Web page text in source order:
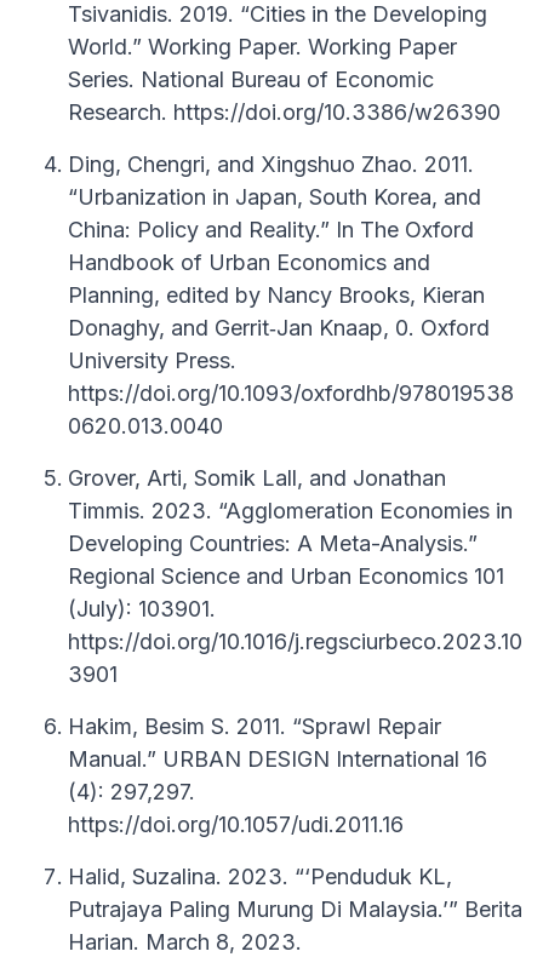
Tsivanidis. 2019. “Cities in the Developing
World.” Working Paper. Working Paper
Series. National Bureau of Economic
Research. https://doi.org/10.3386/w26390
Ding, Chengri, and Xingshuo Zhao. 2011.
“Urbanization in Japan, South Korea, and
China: Policy and Reality.” In The Oxford
Handbook of Urban Economics and
Planning, edited by Nancy Brooks, Kieran
Donaghy, and Gerrit‐Jan Knaap, 0. Oxford
University Press.
https://doi.org/10.1093/oxfordhb/978019538
0620.013.0040
Grover, Arti, Somik Lall, and Jonathan
Timmis. 2023. “Agglomeration Economies in
Developing Countries: A Meta-Analysis.”
Regional Science and Urban Economics 101
(July): 103901.
https://doi.org/10.1016/j.regsciurbeco.2023.10
3901
Hakim, Besim S. 2011. “Sprawl Repair
Manual.” URBAN DESIGN International 16
(4): 297,297.
https://doi.org/10.1057/udi.2011.16
Halid, Suzalina. 2023. “‘Penduduk KL,
Putrajaya Paling Murung Di Malaysia.’” Berita
Harian. March 8, 2023.